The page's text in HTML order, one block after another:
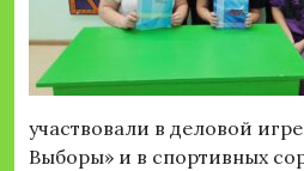
участвовали в деловой
Выборы» и в спортивных